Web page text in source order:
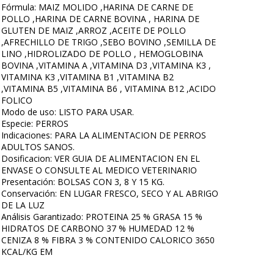
Fórmula: MAIZ MOLIDO ,HARINA DE CARNE DE
POLLO ,HARINA DE CARNE BOVINA , HARINA DE
GLUTEN DE MAIZ ,ARROZ ,ACEITE DE POLLO
,AFRECHILLO DE TRIGO ,SEBO BOVINO ,SEMILLA DE
LINO ,HIDROLIZADO DE POLLO , HEMOGLOBINA
BOVINA ,VITAMINA A ,VITAMINA D3 ,VITAMINA K3 ,
VITAMINA K3 ,VITAMINA B1 ,VITAMINA B2
,VITAMINA B5 ,VITAMINA B6 , VITAMINA B12 ,ACIDO
FOLICO
Modo de uso: LISTO PARA USAR.
Especie: PERROS
Indicaciones: PARA LA ALIMENTACION DE PERROS
ADULTOS SANOS.
Dosificacion: VER GUIA DE ALIMENTACION EN EL
ENVASE O CONSULTE AL MEDICO VETERINARIO
Presentación: BOLSAS CON 3, 8 Y 15 KG.
Conservación: EN LUGAR FRESCO, SECO Y AL ABRIGO
DE LA LUZ
Análisis Garantizado: PROTEINA 25 % GRASA 15 %
HIDRATOS DE CARBONO 37 % HUMEDAD 12 %
CENIZA 8 % FIBRA 3 % CONTENIDO CALORICO 3650
KCAL/KG EM